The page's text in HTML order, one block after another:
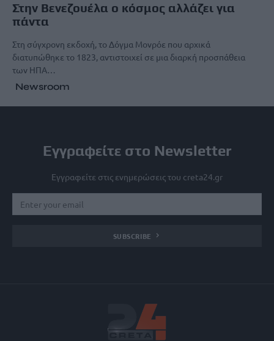
Στην Βενεζουέλα ο κόσμος αλλάζει για
πάντα
Στη σύγχρονη εκδοχή, το Δόγμα Μονρόε που αρχικά
διατυπώθηκε το 1823, αντιστοιχεί σε μια διαρκή προσπάθεια
των ΗΠΑ…
Newsroom
Εγγραφείτε στο Newsletter
Εγγραφείτε στις ενημερώσεις του creta24.gr
SUBSCRIBE